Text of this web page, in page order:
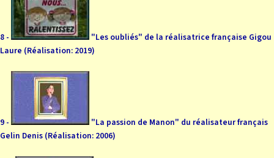
8 -
"Les oubliés" de la réalisatrice française Gigou
Laure (Réalisation: 2019)
9 -
"La passion de Manon" du réalisateur français
Gelin Denis (Réalisation: 2006)